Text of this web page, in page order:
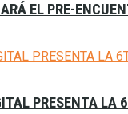
EL PRE-
PRESENTA LA